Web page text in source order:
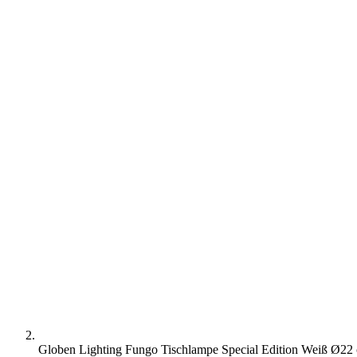
Globen Lighting Fungo Tischlampe Special Edition Weiß Ø22